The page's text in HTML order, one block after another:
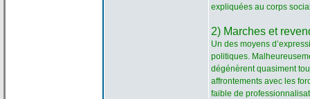
expliquées au corps
2) Marches et
Un des moyens
politiques.
dégénèrent quasiment
affrontements avec les
faible de